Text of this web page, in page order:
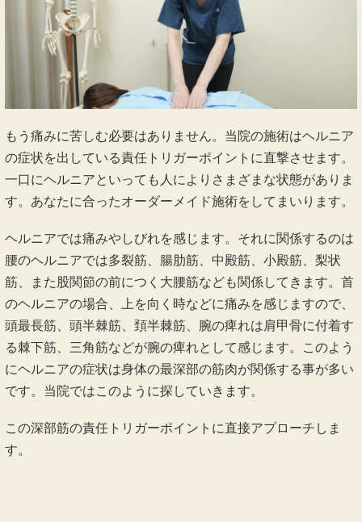
もう痛みに苦しむ必要はありません。当院の施術はヘルニア
の症状を出している責任トリガーポイントに直撃させます。
一口にヘルニアといっても人によりさまざまな状態がありま
す。あなたに合ったオーダーメイド施術をしてまいります。
ヘルニアでは痛みやしびれを感じます。それに関係するのは
腰のヘルニアでは多裂筋、腸肋筋、中殿筋、小殿筋、梨状
筋、また股関節の前につく大腰筋なども関係してきます。首
のヘルニアの場合、上を向く時などに痛みを感じますので、
頭最長筋、頭半棘筋、頚半棘筋、腕の痺れは肩甲骨に付着す
る棘下筋、三角筋などが腕の痺れとして感じます。このよう
にヘルニアの症状は身体の最深部の筋肉が関係する事が多い
です。当院ではこのように探していきます。
この深部筋の責任トリガーポイントに直接アプローチしま
す。